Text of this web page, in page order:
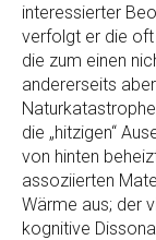
interessierter
verfolgt er die oft
die zum einen
andererseits
die „hitzigen“
von hinten
assoziierten
Wärme aus; der
kognitive